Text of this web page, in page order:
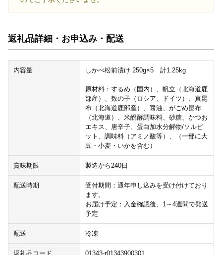
返礼品詳細・お申込み・配送
内容量 しかべ松前漬け 250g×5 計1.25kg
原材料：するめ（国内）、帆立（北海道鹿
部産）、数の子（ロシア、ドイツ）、真昆
布（北海道鹿部産）、醤油、がごめ昆布
（北海道）、米醗酵調味料、砂糖、かつお
エキス、唐辛子、蛋白加水分解物/ソルビ
ット、調味料（アミノ酸等）、（一部に大
豆・小麦・いかを含む）
賞味期限 製造から240日
配送時期
受付期間：通年申し込みを受け付けており
ます。
お届け予定：入金確認後、1～4週間で発送
予定
配送 冷凍
返礼品コード 01343-r01343900301